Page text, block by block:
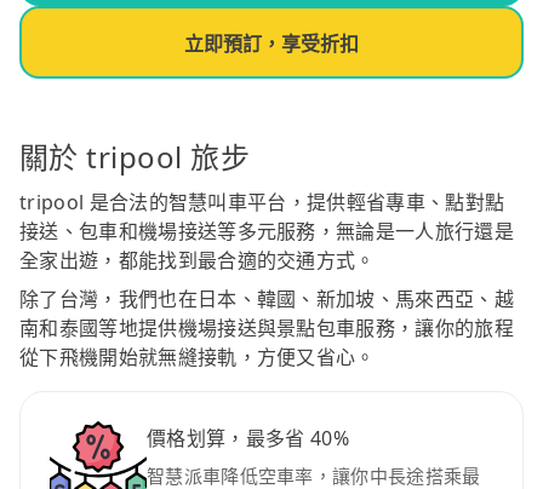
立即預訂，享受折扣
關於 tripool 旅步
tripool 是合法的智慧叫車平台，提供輕省專車、點對點
接送、包車和機場接送等多元服務，無論是一人旅行還是
全家出遊，都能找到最合適的交通方式。
除了台灣，我們也在日本、韓國、新加坡、馬來西亞、越
南和泰國等地提供機場接送與景點包車服務，讓你的旅程
從下飛機開始就無縫接軌，方便又省心。
價格划算，最多省 40%
智慧派車降低空車率，讓你中長途搭乘最